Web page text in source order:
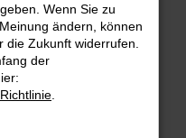
helfen können:
und deine
Beispiel deine
Wenn Sie zu
ändern, können
die Zukunft widerrufen.
der